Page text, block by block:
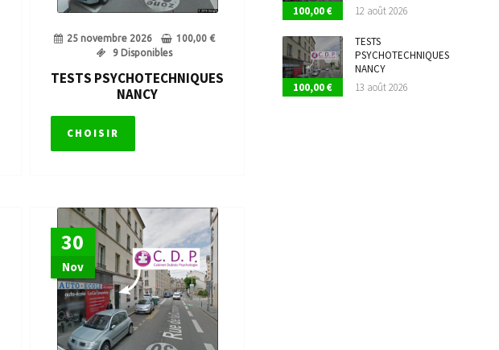
25 novembre 2026 100,00 €
9 Disponibles
TESTS PSYCHOTECHNIQUES
NANCY
CHOISIR
30
Nov
100,00€
12 août 2026
100,00€
TESTS
PSYCHOTECHNIQUES
NANCY
13 août 2026